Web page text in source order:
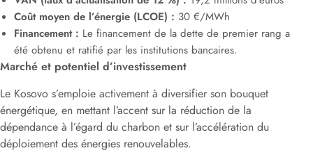
Coût moyen de l’énergie (LCOE) : 30 €/MWh
Financement : Le financement de la dette de premier rang a
été obtenu et ratifié par les institutions bancaires.
Marché et potentiel d’investissement
Le Kosovo s’emploie activement à diversifier son bouquet
énergétique, en mettant l’accent sur la réduction de la
dépendance à l’égard du charbon et sur l’accélération du
déploiement des énergies renouvelables.